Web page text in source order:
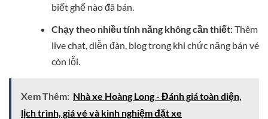
biết ghế nào đã bán.
Chạy theo nhiều tính năng không cần thiết:Thêm
live chat, diễn đàn, blog trong khi chức năng bán vé
còn lỗi.
Xem Thêm: Nhà xe Hoàng Long - Đánh giá toàn diện,
lịch trình, giá vé và kinh nghiệm đặt xe